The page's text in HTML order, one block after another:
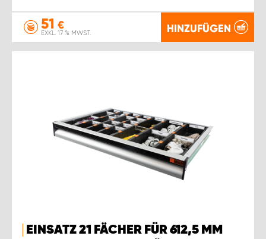
51 €
EXKL. 17 % MWST. HINZUFÜGEN
EINSATZ 21 FÄCHER FÜR 612,5 MM